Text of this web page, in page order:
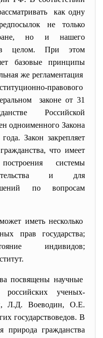
как одну
не только
но и нашего
в целом. При этом
базовые принципы
же регламентация
правового
законе от 31
Российской
одноименного Закона
Закон закрепляет
что имеет
системы
и для
по вопросам
может иметьнесколько
прав государства;
индивидов;
посвящены научные
ученых-
Л.Д. Воеводин, О.Е.
государствоведов. В
природа гражданства